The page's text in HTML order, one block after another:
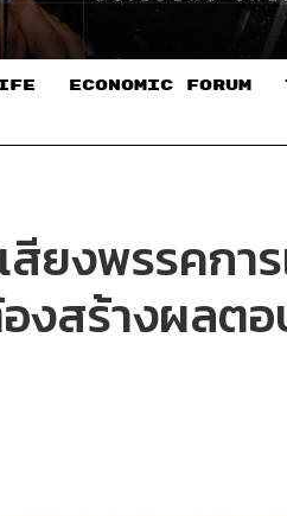
ECONOMIC FORUM
ยงพรรคการ
งสร้างผลต